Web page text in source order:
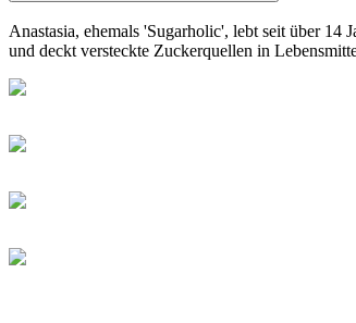
Anastasia, ehemals 'Sugarholic', lebt seit über
und deckt versteckte Zuckerquellen in